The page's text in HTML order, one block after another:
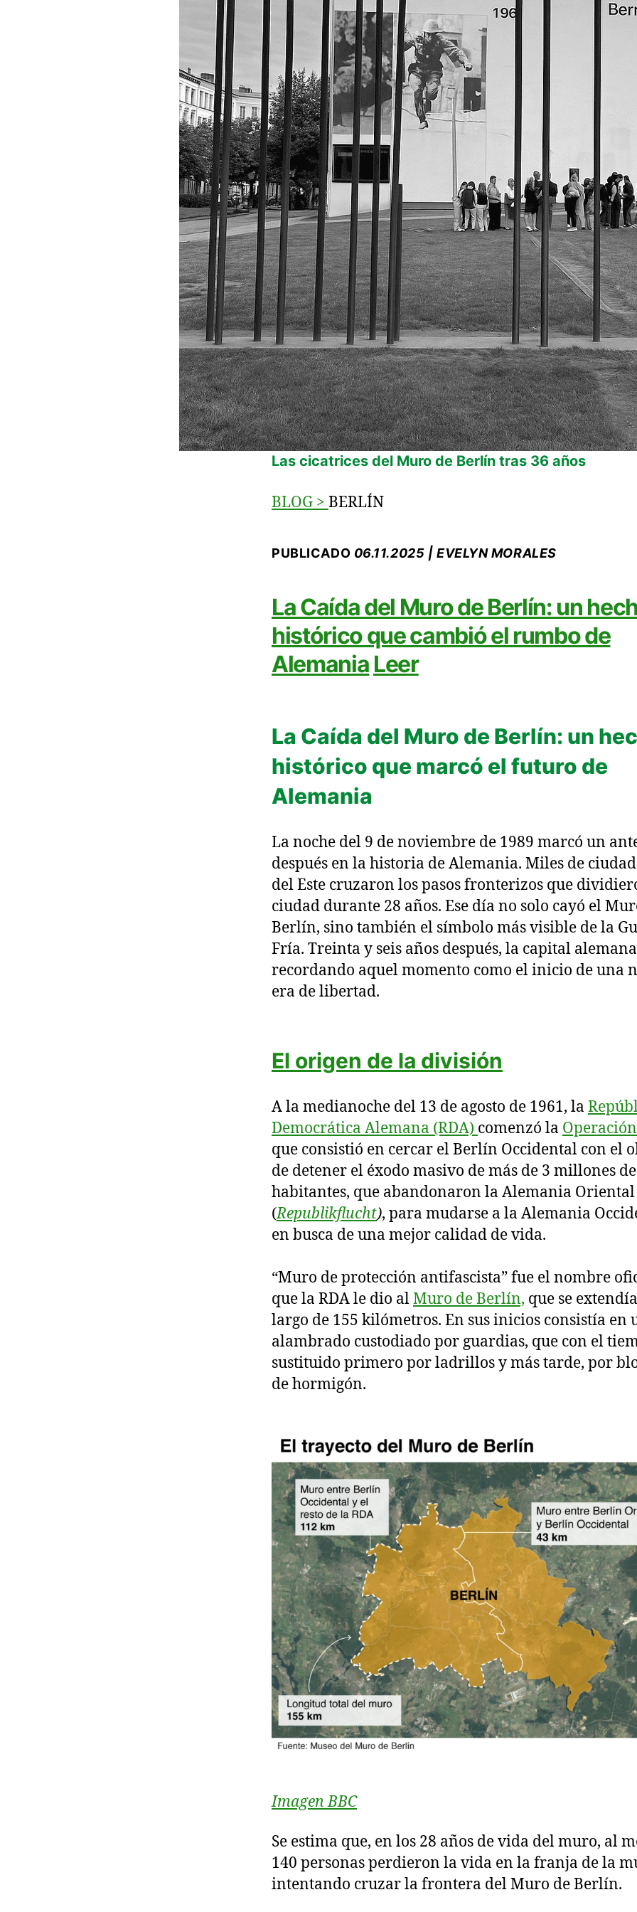
Las cicatrices del Muro de Berlín tras 36 años
BLOG > BERLÍN
PUBLICADO 06.11.2025 | EVELYN MORALES
La Caída del Muro de Berlín: un
histórico que cambió el rumbo de
Alemania Leer
La Caída del Muro de Berlín: un
histórico que marcó el futuro de
Alemania
La noche del 9 de noviembre de 1989 marcó un
después en la historia de Alemania. Miles de
del Este cruzaron los pasos fronterizos que
ciudad durante 28 años. Ese día no solo cayó el
Berlín, sino también el símbolo más visible de la
Fría. Treinta y seis años después, la capital
recordando aquel momento como el inicio de una
era de libertad.
El origen de la división
A la medianoche del 13 de agosto de 1961, la
Democrática Alemana (RDA) comenzó la
que consistió en cercar el Berlín Occidental con el
de detener el éxodo masivo de más de 3 millones de
habitantes, que abandonaron la Alemania Oriental
(Republikflucht), para mudarse a la Alemania
en busca de una mejor calidad de vida.
“Muro de protección antifascista” fue el nombre
que la RDA le dio alMuro de Berlín, que se
largo de 155 kilómetros. En sus inicios consistía en
alambrado custodiado por guardias, que con el
sustituido primero por ladrillos y más tarde, por
de hormigón.
Imagen BBC
Se estima que, en los 28 años de vida del muro, al
140 personas perdieron la vida en la franja de la
intentando cruzar la frontera del Muro de Berlín.